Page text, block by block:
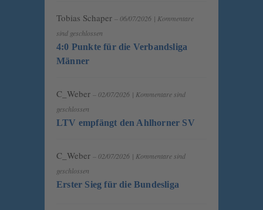
Tobias Schaper – 06/07/2026 | Kommentare
sind geschlossen
4:0 Punkte für die Verbandsliga
Männer
C_Weber – 02/07/2026 | Kommentare sind
geschlossen
LTV empfängt den Ahlhorner SV
C_Weber – 02/07/2026 | Kommentare sind
geschlossen
Erster Sieg für die Bundesliga